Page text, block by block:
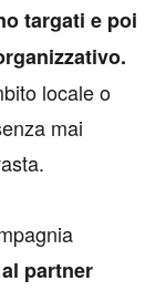
targati e poi
locale o
mai
partner